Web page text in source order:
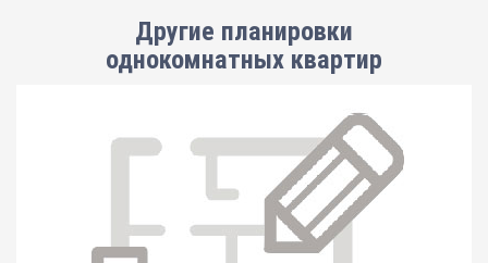
Другие планировки
однокомнатных квартир